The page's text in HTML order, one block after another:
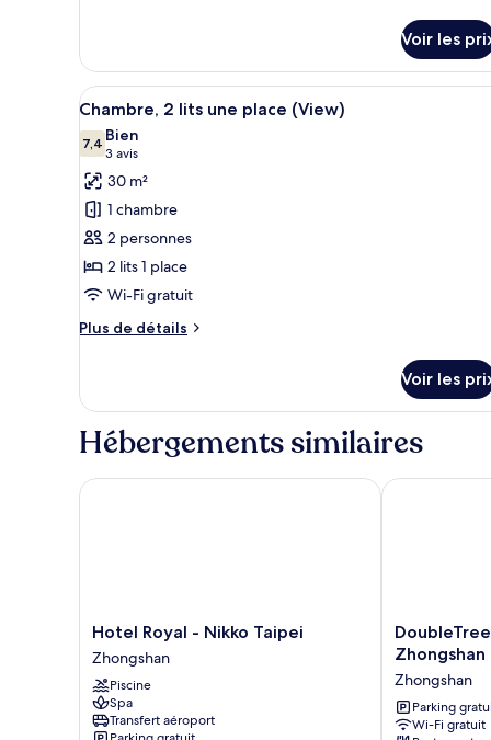
une
place,
vue
ville
le
type
de
chambre
Chambre,
lits
une
place,
vue
ville
Voir les
Afficher
toutes
les
photos
pour
ce
type
de
chambre :
Chambre,
une
place
(View)
Une chambre d’hôtel avec
3
Chambre, 2 lits une place (View)
7,47,4 sur 10
Bien
3 avis
(3 avis)
30 m²
1 chambre
2 personnes
2 lits 1 place
Wi-Fi gratuit
Plus de détails
Plus
le
type
de
Chambre,
Voir les
Hébergements similaires
Hotel
Royal
-
Nikko
Taipei
Zhongshan
Hotel Royal - Nikko Taipei
Zhongshan
Piscine
Spa
Transfert aéroport
Hotel Royal - Nikko Taipei
DoubleTree
by
Taipei
Zhongshan
Zhongshan
Zhongshan
Zhongshan
Parking
Wi-Fi gratuit
DoubleTree